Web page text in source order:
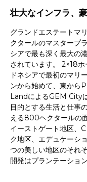
壮大なインフラ、
グランドエステートマ
クタールのマスタープ
シアで最も深く最大の
されています。 2×18
ドネシアで最初のマリ
ンから始めて、東から
LandによるGEM City
目的とする生活と仕事
える800ヘクタールの
イーストゲート地区、
ク地区、エデュケーシ
つの美しい地区のそれ
開発はプランテーショ